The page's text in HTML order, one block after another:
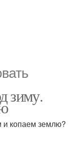
зиму.
и копаем землю?